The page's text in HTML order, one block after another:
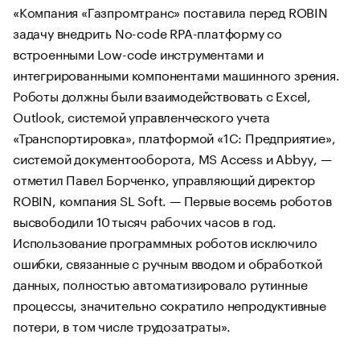
«Компания «Газпромтранс» поставила перед ROBIN
задачу внедрить No-code RPA-платформу со
встроенными Low-code инструментами и
интегрированными компонентами машинного зрения.
Роботы должны были взаимодействовать с Excel,
Outlook, системой управленческого учета
«Транспортировка», платформой «1С: Предприятие»,
системой документооборота, MS Access и Abbyy, —
отметил Павел Борченко, управляющий директор
ROBIN, компания SL Soft. — Первые восемь роботов
высвободили 10 тысяч рабочих часов в год.
Использование программных роботов исключило
ошибки, связанные с ручным вводом и обработкой
данных, полностью автоматизировало рутинные
процессы, значительно сократило непродуктивные
потери, в том числе трудозатраты».